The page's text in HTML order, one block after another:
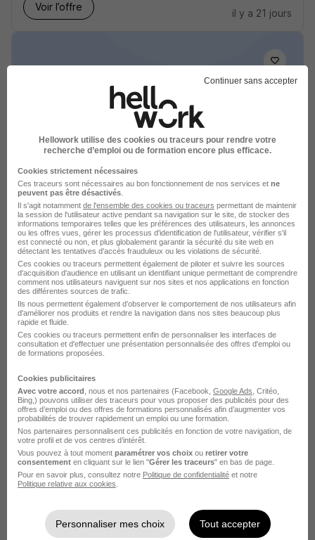
Voir l’offre
il y a 21 jours
Formateur Assistant Juridique H/F
MEWO campus des métiers
Mulhouse - 68 CDD
Temps partiel
25 - 35 € / heure
Voir l’offre
il y a 18 jours
Formateur en Matières Générales H/F
MEWO campus des métiers
Mulhouse - 68
Voir l’offre
il y a 26 jours
Recherches similaires
Job Formateur
Job Formation
Continuer sans accepter
Hellowork utilise des cookies ou traceurs pour rendre votre
recherche d’emploi ou de formation encore plus efficace.
Cookies strictement nécessaires
Ces traceurs sont nécessaires au bon fonctionnement de nos services et ne
peuvent pas être désactivés
Il s'agit notamment de l'ensemble des cookies ou traceurs permettant de maintenir
la session de l'utilisateur active pendant sa navigation sur le site, de stocker des
informations temporaires telles que les préférences des utilisateurs, les annonces
ou les offres vues, gérer les processus d'identification de l'utilisateur, vérifier s'il
est connecté ou non, et plus globalement garantir la sécurité du site web en
détectant les tentatives d'accès frauduleux ou les violations de sécurité.
Ces cookies ou traceurs permettent également de piloter et suivre les sources
d'acquisition d'audience en utilisant un identifiant unique permettant de comprendre
comment nos utilisateurs naviguent sur nos sites et nos applications en fonction
des différentes sources de trafic.
Ils nous permettent également d’observer le comportement de nos utilisateurs afin
d'améliorer nos produits et rendre la navigation dans nos sites beaucoup plus
rapide et fluide.
Ces cookies ou traceurs permettent enfin de personnaliser les interfaces de
consultation et d'effectuer une présentation personnalisée des offres d'emploi ou
de formations proposées.
Cookies publicitaires
Avec votre accord , nous et nos partenaires (Facebook, Google Ads , Critéo,
Bing,) pouvons utiliser des traceurs pour vous proposer des publicités pour des
offres d’emploi ou des offres de formations personnalisés afin d’augmenter vos
probabilités de trouver rapidement un emploi ou une formation.
Nos partenaires personnalisent ces publicités en fonction de votre navigation, de
votre profil et de vos centres d’intérêt.
Vous pouvez à tout moment paramétrer vos choix ou retirer votre
consentement en cliquant sur le lien "Gérer les traceurs" en bas de page.
Pour en savoir plus, consultez notre Politique de confidentialité et notre
Politique relative aux cookies
Personnaliser mes choix Tout accepter